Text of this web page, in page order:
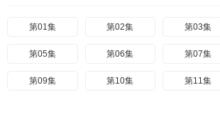
第01集 第02集 第03集
第05集 第06集 第07集
第09集 第10集 第11集